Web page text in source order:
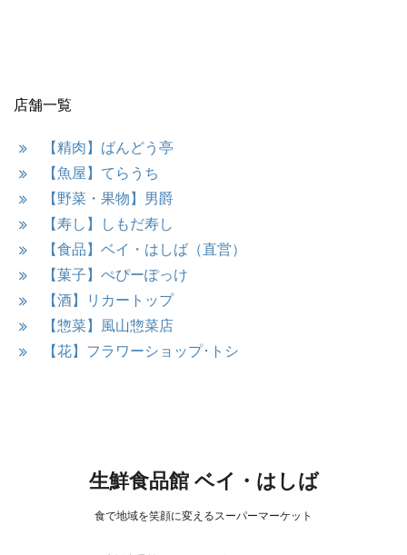
店舗一覧
【精肉】ばんどう亭
【魚屋】てらうち
【野菜・果物】男爵
【寿し】しもだ寿し
【食品】ベイ・はしば（直営）
【菓子】ぺぴーぽっけ
【酒】リカートップ
【惣菜】風山惣菜店
【花】フラワーショップ･トシ
生鮮食品館 ベイ・はしば
食で地域を笑顔に変えるスーパーマーケット